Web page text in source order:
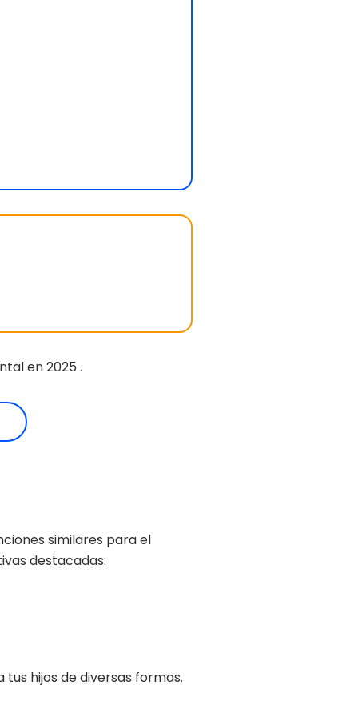
en 2025 .
similares para el
destacadas:
hijos de diversas formas.